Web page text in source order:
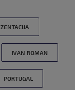
IVAN ROMAN
PORTUGAL